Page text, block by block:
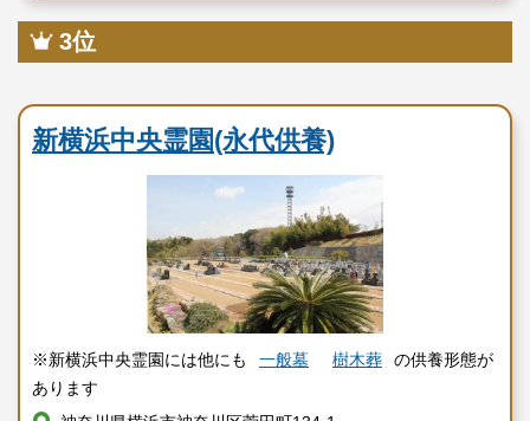
3位
新横浜中央霊園(永代供養)
※新横浜中央霊園には他にも 一般墓 樹木葬
の供養形態が
あります